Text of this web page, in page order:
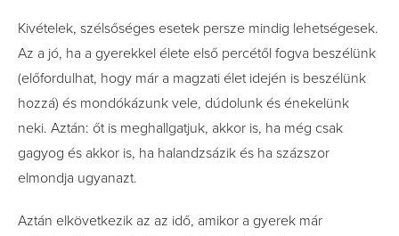
Kivételek, szélsőséges esetek persze mindig lehetségesek.
Az a jó, ha a gyerekkel élete első percétől fogva beszélünk
(előfordulhat, hogy már a magzati élet idején is beszélünk
hozzá) és mondókázunk vele, dúdolunk és énekelünk
neki. Aztán: őt is meghallgatjuk, akkor is, ha még csak
gagyog és akkor is, ha halandzsázik és ha százszor
elmondja ugyanazt.
Aztán elkövetkezik az az idő, amikor a gyerek már